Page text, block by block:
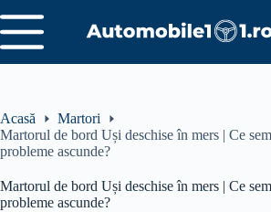
la
conținut
Acasă
Martori
Martorul de bord Uși deschise în mers | Ce
probleme ascunde?
Martorul de bord Uși deschise în mers | Ce
probleme ascunde?